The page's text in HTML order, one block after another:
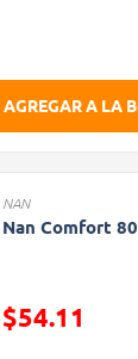
AGREGAR A LA
NAN
Nan Comfort
$54.11